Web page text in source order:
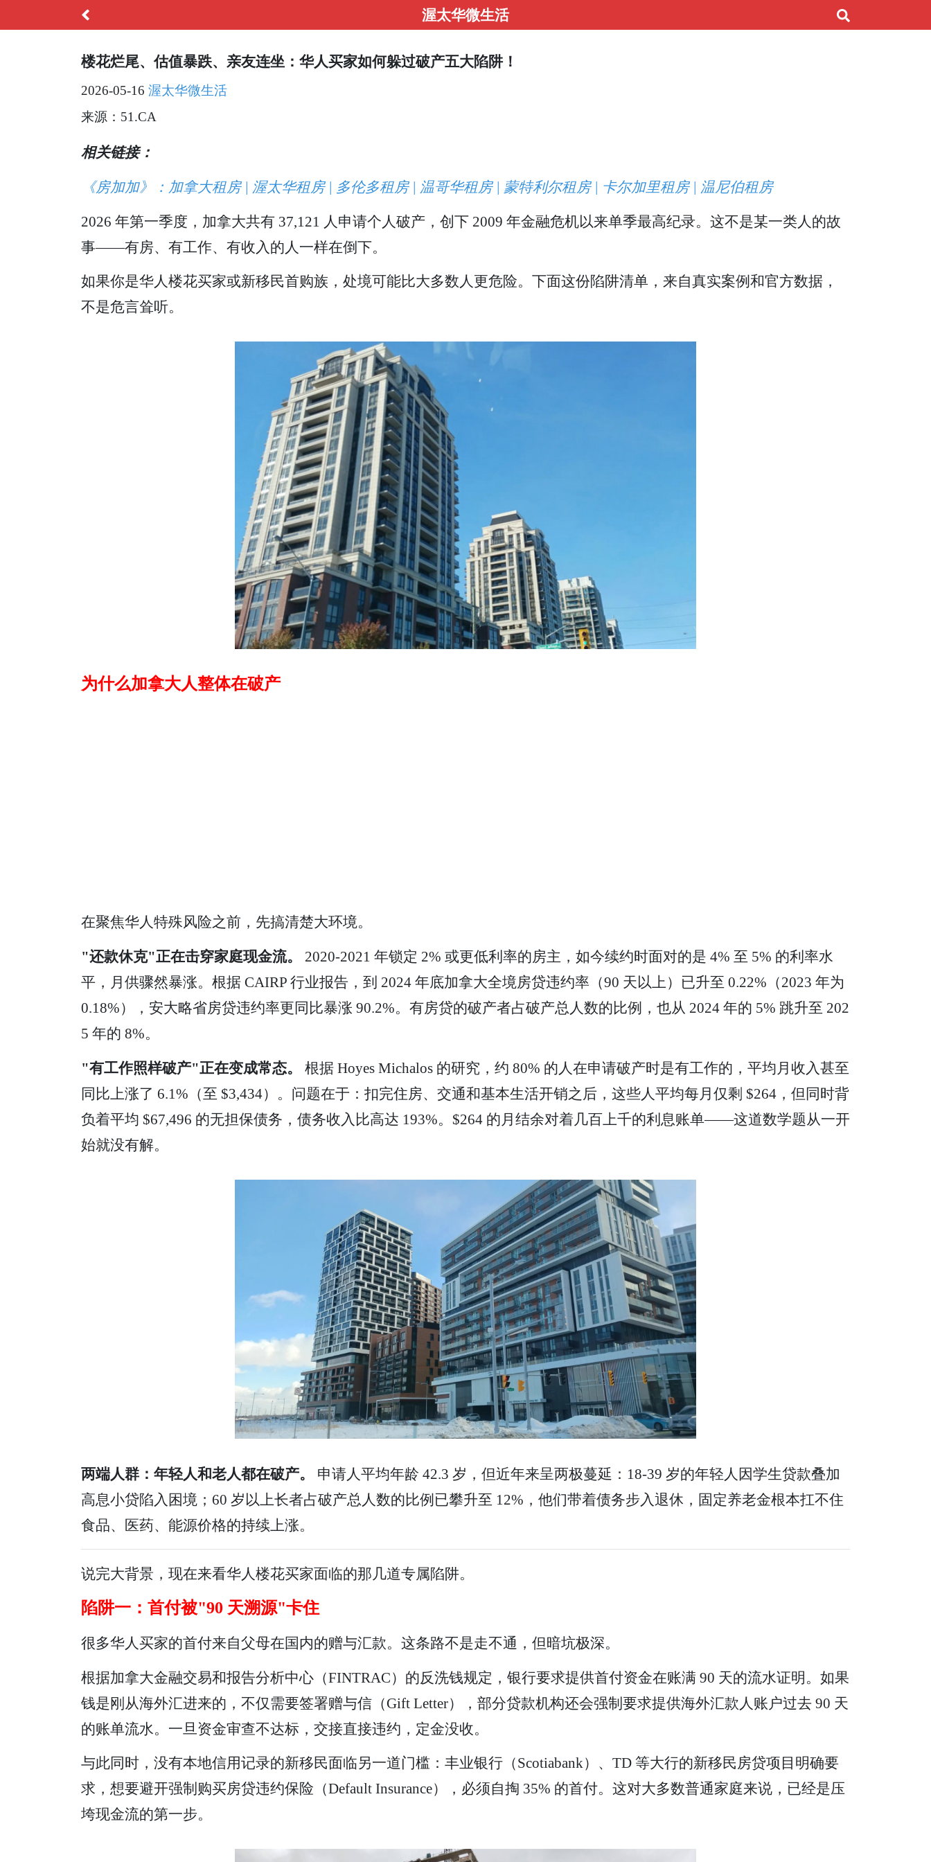
渥太华微生活
楼花烂尾、估值暴跌、亲友连坐：华人买家如何躲过破产五大陷阱！
2026-05-16 渥太华微生活
来源：51.CA
相关链接：
《房加加》：加拿大租房 | 渥太华租房 | 多伦多租房 | 温哥华租房 | 蒙特利尔租房 | 卡尔加里租房 | 温尼伯租房
2026 年第一季度，加拿大共有 37,121 人申请个人破产，创下 2009 年金融危机以来单季最高纪录。这不是某一类人的故
事——有房、有工作、有收入的人一样在倒下。
如果你是华人楼花买家或新移民首购族，处境可能比大多数人更危险。下面这份陷阱清单，来自真实案例和官方数据，
不是危言耸听。
为什么加拿大人整体在破产
在聚焦华人特殊风险之前，先搞清楚大环境。
"还款休克"正在击穿家庭现金流。
2020-2021 年锁定 2% 或更低利率的房主，如今续约时面对的是 4% 至 5% 的利率水
平，月供骤然暴涨。根据 CAIRP 行业报告，到 2024 年底加拿大全境房贷违约率（90 天以上）已升至 0.22%（2023 年为
0.18%），安大略省房贷违约率更同比暴涨 90.2%。有房贷的破产者占破产总人数的比例，也从 2024 年的 5% 跳升至 202
5 年的 8%。
"有工作照样破产"正在变成常态。
根据 Hoyes Michalos 的研究，约 80% 的人在申请破产时是有工作的，平均月收入甚至
同比上涨了 6.1%（至 $3,434）。问题在于：扣完住房、交通和基本生活开销之后，这些人平均每月仅剩 $264，但同时背
负着平均 $67,496 的无担保债务，债务收入比高达 193%。$264 的月结余对着几百上千的利息账单——这道数学题从一开
始就没有解。
两端人群：年轻人和老人都在破产。 申请人平均年龄 42.3 岁，但近年来呈两极蔓延：18-39 岁的年轻人因学生贷款叠加
高息小贷陷入困境；60 岁以上长者占破产总人数的比例已攀升至 12%，他们带着债务步入退休，固定养老金根本扛不住
食品、医药、能源价格的持续上涨。
说完大背景，现在来看华人楼花买家面临的那几道专属陷阱。
陷阱一：首付被"90 天溯源"卡住
很多华人买家的首付来自父母在国内的赠与汇款。这条路不是走不通，但暗坑极深。
根据加拿大金融交易和报告分析中心（FINTRAC）的反洗钱规定，银行要求提供首付资金在账满 90 天的流水证明。如果
钱是刚从海外汇进来的，不仅需要签署赠与信（Gift Letter），部分贷款机构还会强制要求提供海外汇款人账户过去 90 天
的账单流水。一旦资金审查不达标，交接直接违约，定金没收。
与此同时，没有本地信用记录的新移民面临另一道门槛：丰业银行（Scotiabank）、TD 等大行的新移民房贷项目明确要
求，想要避开强制购买房贷违约保险（Default Insurance），必须自掏 35% 的首付。这对大多数普通家庭来说，已经是压
垮现金流的第一步。